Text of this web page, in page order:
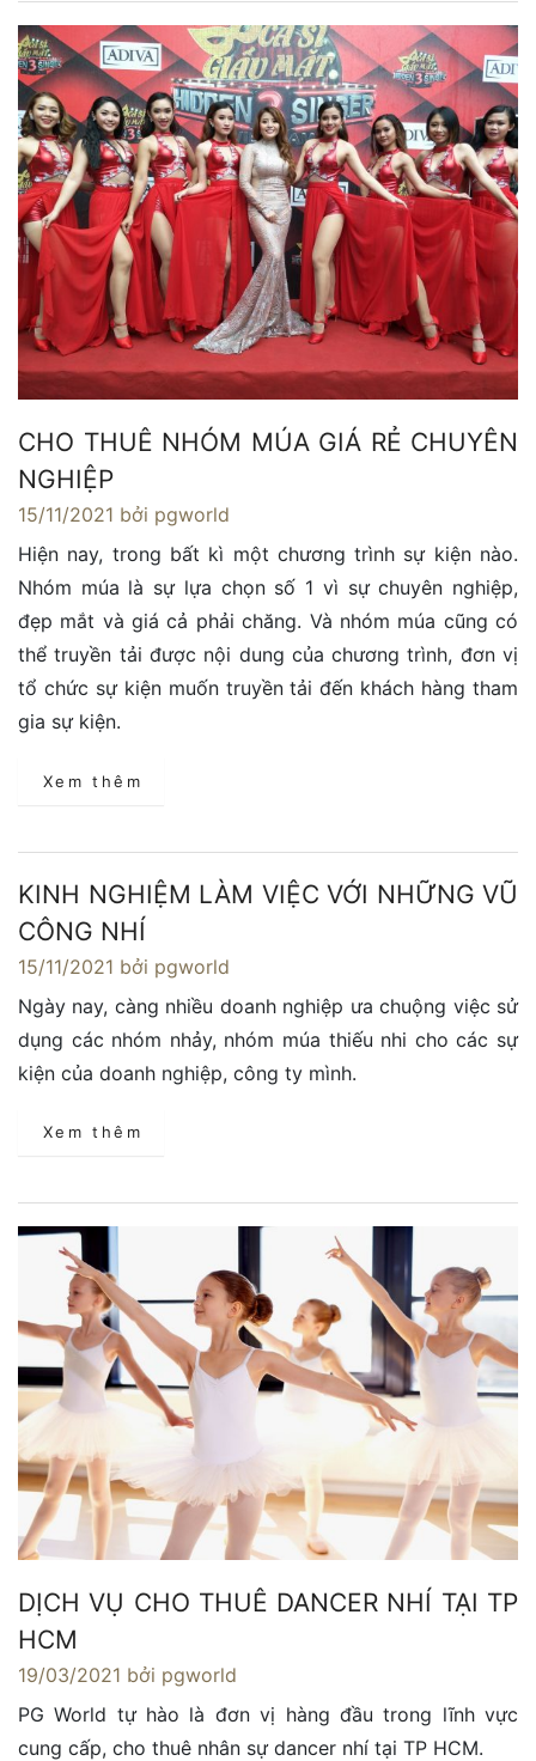
CHO THUÊ NHÓM MÚA GIÁ RẺ CHUYÊN
NGHIỆP
15/11/2021 bởi pgworld
Hiện nay, trong bất kì một chương trình sự kiện nào.
Nhóm múa là sự lựa chọn số 1 vì sự chuyên nghiệp,
đẹp mắt và giá cả phải chăng. Và nhóm múa cũng có
thể truyền tải được nội dung của chương trình, đơn vị
tổ chức sự kiện muốn truyền tải đến khách hàng tham
gia sự kiện.
Xem thêm
KINH NGHIỆM LÀM VIỆC VỚI NHỮNG VŨ
CÔNG NHÍ
15/11/2021 bởi pgworld
Ngày nay, càng nhiều doanh nghiệp ưa chuộng việc sử
dụng các nhóm nhảy, nhóm múa thiếu nhi cho các sự
kiện của doanh nghiệp, công ty mình.
Xem thêm
DỊCH VỤ CHO THUÊ DANCER NHÍ TẠI TP
HCM
19/03/2021 bởi pgworld
PG World tự hào là đơn vị hàng đầu trong lĩnh vực
cung cấp, cho thuê nhân sự dancer nhí tại TP HCM.